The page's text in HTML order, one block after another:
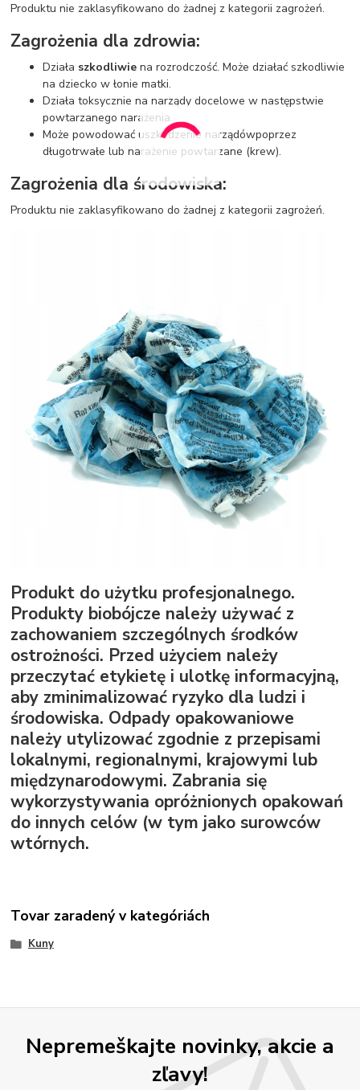
Produktu nie zaklasyfikowano do żadnej z kategorii zagrożeń.
Zagrożenia dla zdrowia:
Działa szkodliwie na rozrodczość. Może działać szkodliwie
na dziecko w łonie matki.
Działa toksycznie na narządy docelowe w następstwie
powtarzanego narażenia.
Może powodować uszkodzenie narządówpoprzez
długotrwałe lub narażenie powtarzane (krew).
Zagrożenia dla środowiska:
Produktu nie zaklasyfikowano do żadnej z kategorii zagrożeń.
Produkt do użytku profesjonalnego.
Produkty biobójcze należy używać z
zachowaniem szczególnych środków
ostrożności. Przed użyciem należy
przeczytać etykietę i ulotkę informacyjną,
aby zminimalizować ryzyko dla ludzi i
środowiska. Odpady opakowaniowe
należy utylizować zgodnie z przepisami
lokalnymi, regionalnymi, krajowymi lub
międzynarodowymi. Zabrania się
wykorzystywania opróżnionych opakowań
do innych celów (w tym jako surowców
wtórnych.
Tovar zaradený v kategóriách
Kuny
Nepremeškajte novinky, akcie a
zľavy!